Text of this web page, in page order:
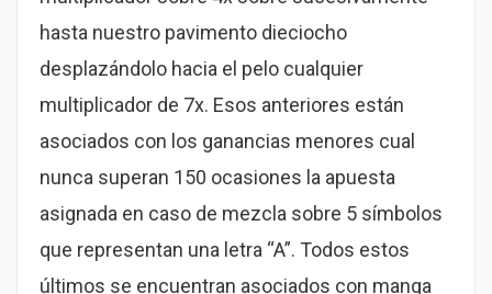
hasta nuestro pavimento dieciocho
desplazándolo hacia el pelo cualquier
multiplicador de 7x. Esos anteriores están
asociados con los ganancias menores cual
nunca superan 150 ocasiones la apuesta
asignada en caso de mezcla sobre 5 símbolos
que representan una letra “A”. Todos estos
últimos se encuentran asociados con manga